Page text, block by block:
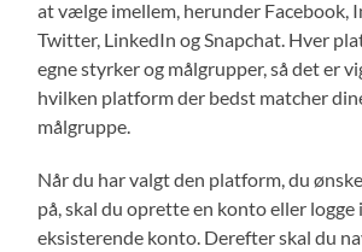
at vælge imellem, herunder Facebook,
Twitter, LinkedIn og Snapchat. Hver
egne styrker og målgrupper, så det er
hvilken platform der bedst matcher
målgruppe.
Når du har valgt den platform, du
på, skal du oprette en konto eller logge
eksisterende konto. Derefter skal du